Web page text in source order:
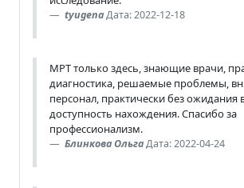
tyugenaДата: 2022-12-18
МРТ только здесь, знающие врачи,
диагностика, решаемые проблемы,
персонал, практически без ожидания
доступность нахождения. Спасибо за
профессионализм.
Блинкова ОльгаДата: 2022-04-24